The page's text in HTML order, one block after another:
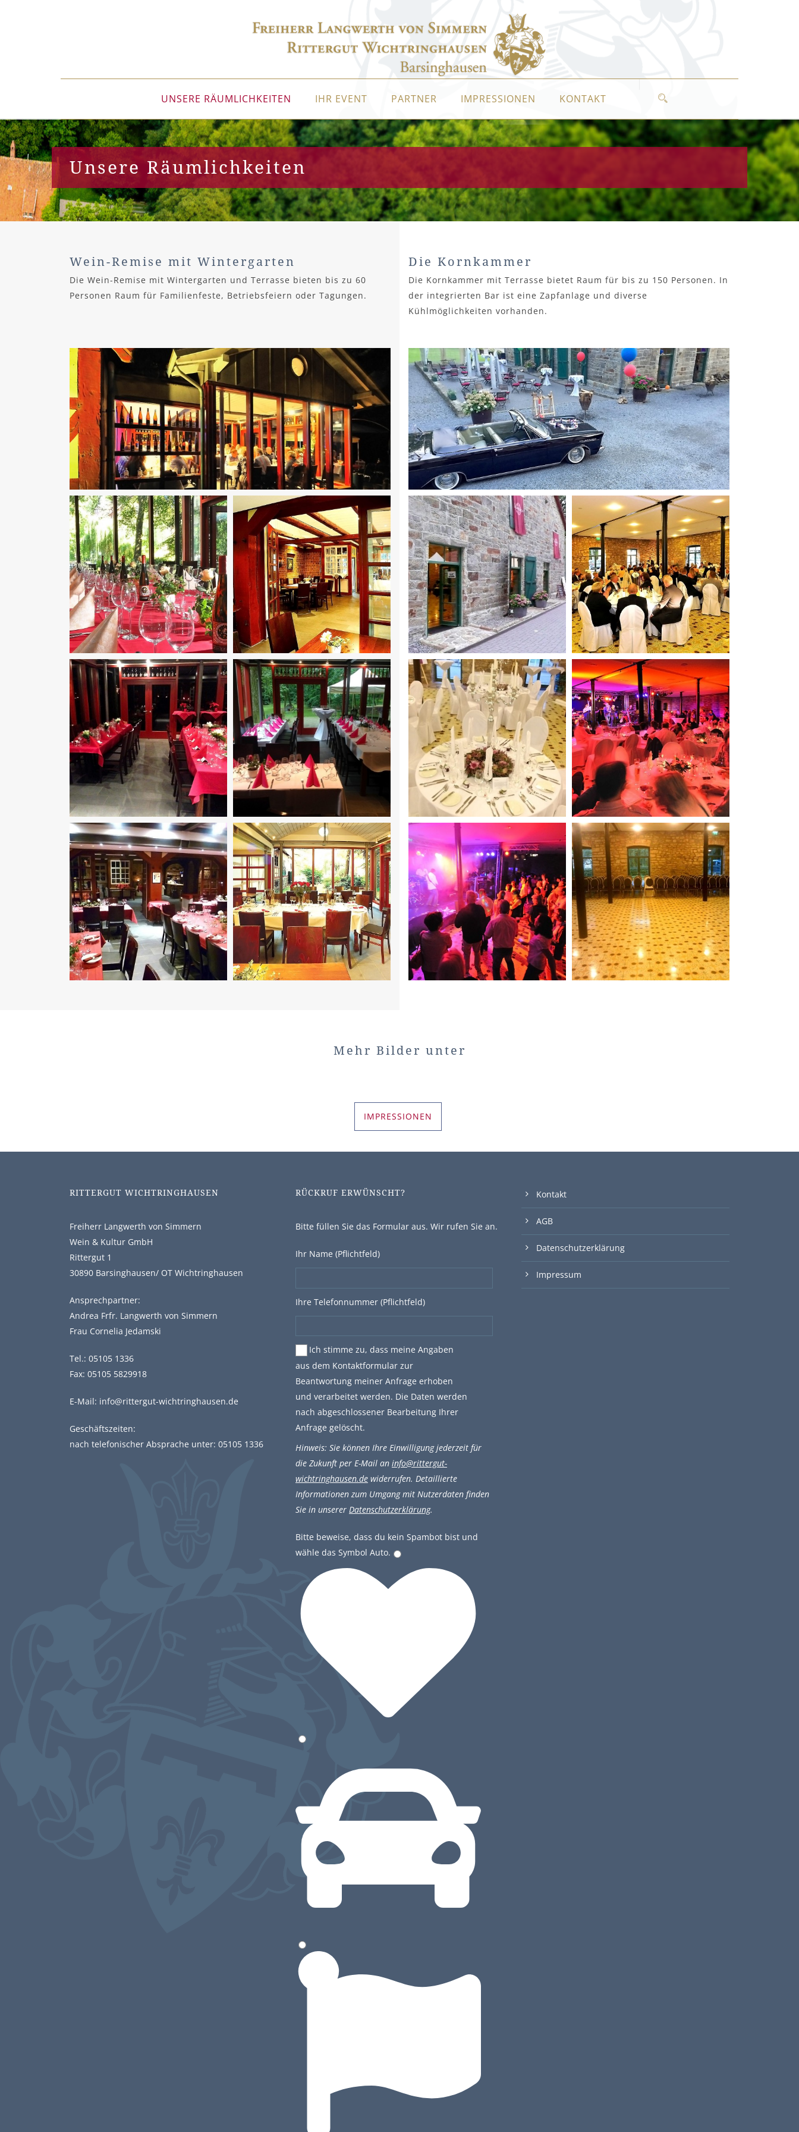
UNSERE RÄUMLICHKEITEN IHR EVENT PARTNER IMPRESSIONEN KONTAKT
Unsere Räumlichkeiten
Wein-Remise mit Wintergarten
Die Wein-Remise mit Wintergarten und Terrasse bieten bis zu 60
Personen Raum für Familienfeste, Betriebsfeiern oder Tagungen.
Die Kornkammer
Die Kornkammer mit Terrasse bietet Raum für bis zu 150 Personen. In
der integrierten Bar ist eine Zapfanlage und diverse
Kühlmöglichkeiten vorhanden.
Mehr Bilder unter
IMPRESSIONEN
RITTERGUT WICHTRINGHAUSEN
Freiherr Langwerth von Simmern
Wein & Kultur GmbH
Rittergut 1
30890 Barsinghausen/ OT Wichtringhausen
Ansprechpartner:
Andrea Frfr. Langwerth von Simmern
Frau Cornelia Jedamski
Tel.: 05105 1336
Fax: 05105 5829918
E-Mail: info@rittergut-wichtringhausen.de
Geschäftszeiten:
nach telefonischer Absprache unter: 05105 1336
RÜCKRUF ERWÜNSCHT?
Bitte füllen Sie das Formular aus. Wir rufen Sie an.
Ihr Name (Pflichtfeld)
Ihre Telefonnummer (Pflichtfeld)
Ich stimme zu, dass meine Angaben
aus dem Kontaktformular zur
Beantwortung meiner Anfrage erhoben
und verarbeitet werden. Die Daten werden
nach abgeschlossener Bearbeitung Ihrer
Anfrage gelöscht.
Hinweis: Sie können Ihre Einwilligung jederzeit für
die Zukunft per E-Mail an info@rittergut-
wichtringhausen.dewiderrufen. Detaillierte
Informationen zum Umgang mit Nutzerdaten finden
Sie in unserer Datenschutzerklärung.
Bitte beweise, dass du kein Spambot bist und
wähle das Symbol Auto.
Kontakt
AGB
Datenschutzerklärung
Impressum